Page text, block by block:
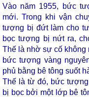
Vào năm 1955, bức
mới. Trong khi vận
tượng bị đứt làm cho
bọc tượng bị nứt ra,
Thế là nhờ sự cố không
bức tượng vàng
phủ bằng bê tông suốt
Thế là từ đó, bức
bị bọc bởi một lớp bê